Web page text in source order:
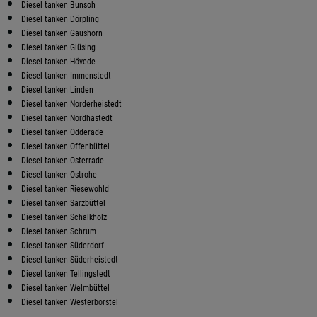
Diesel tanken Bunsoh
Diesel tanken Dörpling
Diesel tanken Gaushorn
Diesel tanken Glüsing
Diesel tanken Hövede
Diesel tanken Immenstedt
Diesel tanken Linden
Diesel tanken Norderheistedt
Diesel tanken Nordhastedt
Diesel tanken Odderade
Diesel tanken Offenbüttel
Diesel tanken Osterrade
Diesel tanken Ostrohe
Diesel tanken Riesewohld
Diesel tanken Sarzbüttel
Diesel tanken Schalkholz
Diesel tanken Schrum
Diesel tanken Süderdorf
Diesel tanken Süderheistedt
Diesel tanken Tellingstedt
Diesel tanken Welmbüttel
Diesel tanken Westerborstel